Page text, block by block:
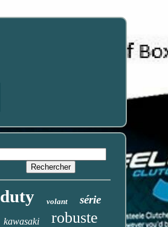
duty volant série
kawasaki robuste